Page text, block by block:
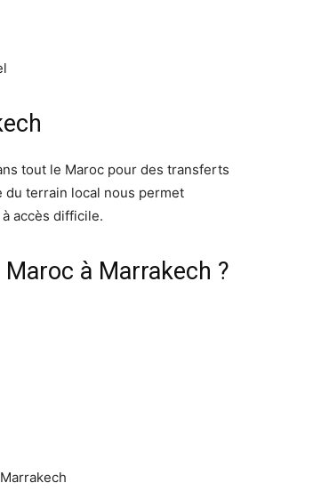
tout le Maroc pour des transferts
du terrain local nous permet
accès difficile.
à Marrakech ?